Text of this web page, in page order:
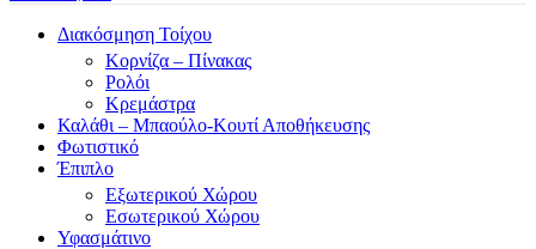
Διακόσμηση Τοίχου
Κορνίζα – Πίνακας
Ρολόι
Κρεμάστρα
Καλάθι – Μπαούλο-Κουτί Αποθήκευσης
Φωτιστικό
Έπιπλο
Εξωτερικού Χώρου
Εσωτερικού Χώρου
Υφασμάτινο